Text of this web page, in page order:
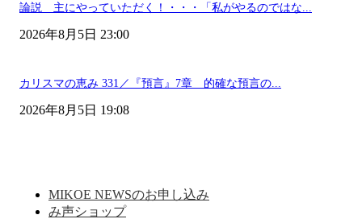
論説 主にやっていただく！・・・「私がやるのではな...
2026年8月5日 23:00
カリスマの恵み 331／『預言』7章 的確な預言の...
2026年8月5日 19:08
MIKOE NEWSのお申し込み
み声ショップ